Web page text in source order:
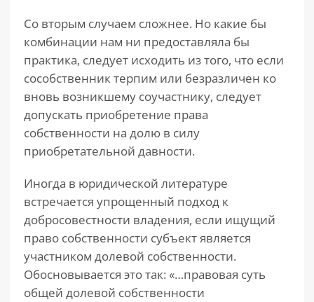
Со вторым случаем сложнее. Но какие бы
комбинации нам ни предоставляла бы
практика, следует исходить из того, что если
сособственник терпим или безразличен ко
вновь возникшему соучастнику, следует
допускать приобретение права
собственности на долю в силу
приобретательной давности.
Иногда в юридической литературе
встречается упрощенный подход к
добросовестности владения, если ищущий
право собственности субъект является
участником долевой собственности.
Обосновывается это так: «…правовая суть
общей долевой собственности